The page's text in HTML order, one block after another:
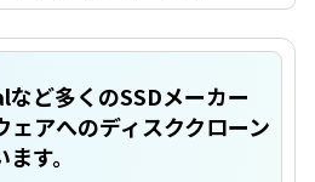
ど多くのSSDメーカー
ェアへのディスククローン
す。